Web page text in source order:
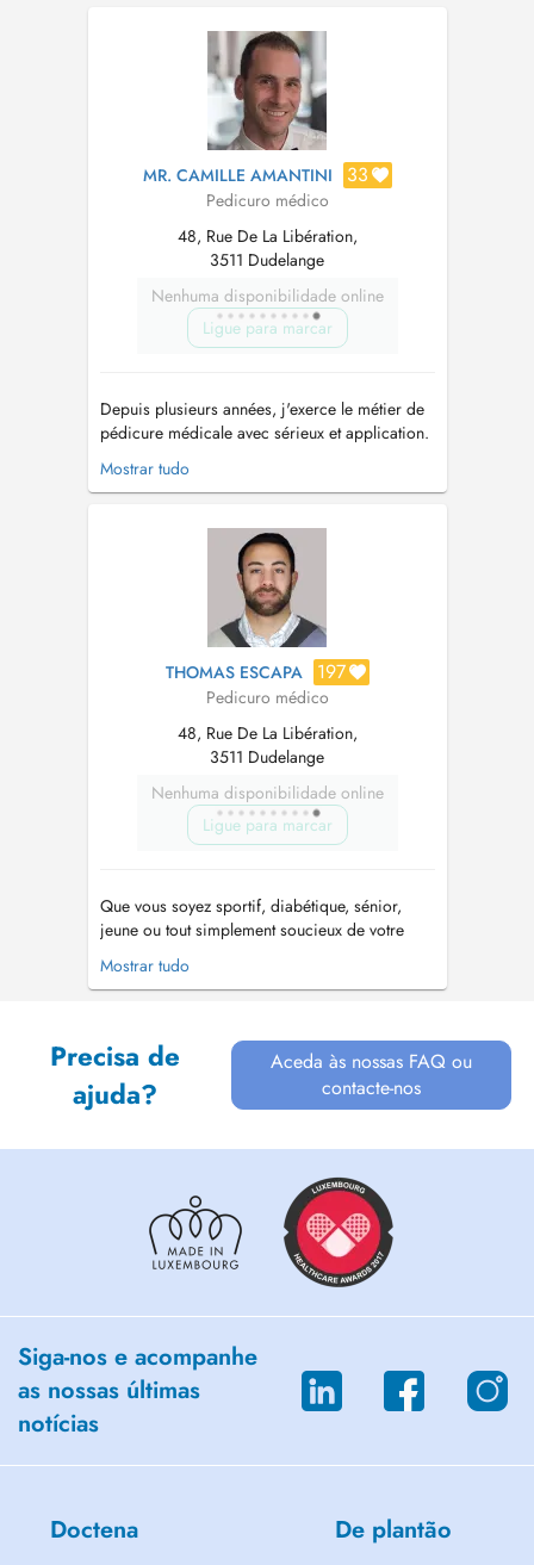
professionnel et personnalisé. Je propose
également différents massages relaxants, don...
MR. CAMILLE AMANTINI 33
Pedicuro médico
48, Rue De La Libération,
3511 Dudelange
Nenhuma disponibilidade online
Ligue para marcar
Depuis plusieurs années, j'exerce le métier de
pédicure médicale avec sérieux et application.
Mon engagement envers mes patients se reflète
dans le respect strict des règles dhygiène et
services tant en cabinet qu'à domicile, traitant
tous types de problèmes l...
Mostrar tudo
THOMAS ESCAPA 197
Pedicuro médico
48, Rue De La Libération,
3511 Dudelange
Nenhuma disponibilidade online
Ligue para marcar
Que vous soyez sportif, diabétique, sénior,
jeune ou tout simplement soucieux de votre
confort, je vous aide à garder vos pieds en
pleine forme en proposant: - Des soins
fissurés, mycoses, verrues plan...
Mostrar tudo
Precisa de
ajuda?
Aceda às nossas FAQ ou
contacte-nos
Siga-nos e acompanhe
as nossas últimas
notícias
Doctena De plantão